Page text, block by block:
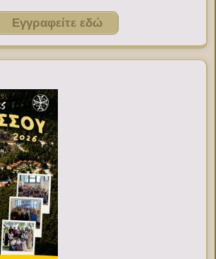
Εγγραφείτε εδώ